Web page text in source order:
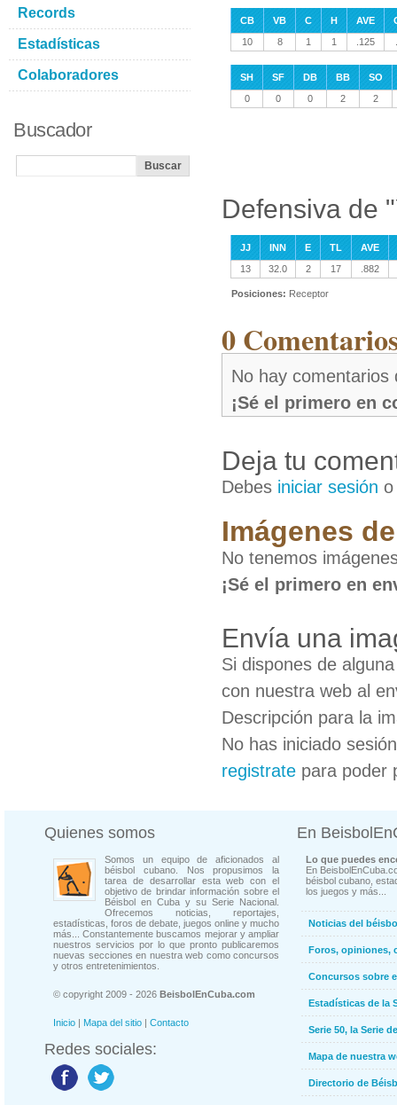
CB VB C H AVE
10
8 1 1 .125
SH SF DB BB
SO
0
0 0 2 2
Defensiva de
JJ INN E TL
AVE
13
32.0 2 17 .882
Posiciones: Receptor
0
No hay comentarios
¡Sé el primero en
Deja tu
Debes iniciar sesión
Imágenes
No tenemos
¡Sé el primero en
Envía una
Si dispones de
con nuestra web al
Descripción para la
No has iniciado
registrate para poder
Records
Estadísticas
Colaboradores
Buscador
Quienes somos
Somos un equipo de aficionados al
béisbol cubano. Nos propusimos la
tarea de desarrollar esta web con el
objetivo de brindar información sobre el
Béisbol en Cuba y su Serie Nacional.
Ofrecemos noticias, reportajes,
estadísticas, foros de debate, juegos online y mucho
más... Constantemente buscamos mejorar y ampliar
nuestros servicios por lo que pronto publicaremos
nuevas secciones en nuestra web como concursos
y otros entretenimientos.
© copyright 2009 - 2026 BeisbolEnCuba.com
Inicio | Mapa del sitio | Contacto
Redes sociales:
En
Lo que puedes
En
béisbol cubano,
los juegos y más...
Noticias del
Foros, opiniones,
Concursos sobre
Estadísticas de la
Serie 50, la Serie
Mapa de nuestra
Directorio de